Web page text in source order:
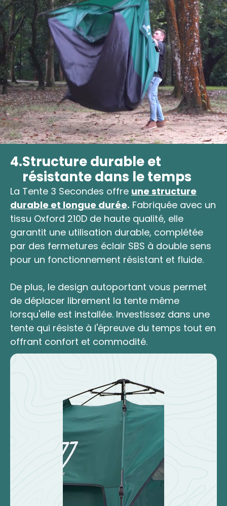
4.Structure durable et
résistante dans le temps
La Tente 3 Secondes offre une structure
durable et longue durée. Fabriquée avec un
tissu Oxford 210D de haute qualité, elle
garantit une utilisation durable, complétée
par des fermetures éclair SBS à double sens
pour un fonctionnement résistant et fluide.
De plus, le design autoportant vous permet
de déplacer librement la tente même
lorsqu'elle est installée. Investissez dans une
tente qui résiste à l'épreuve du temps tout en
offrant confort et commodité.